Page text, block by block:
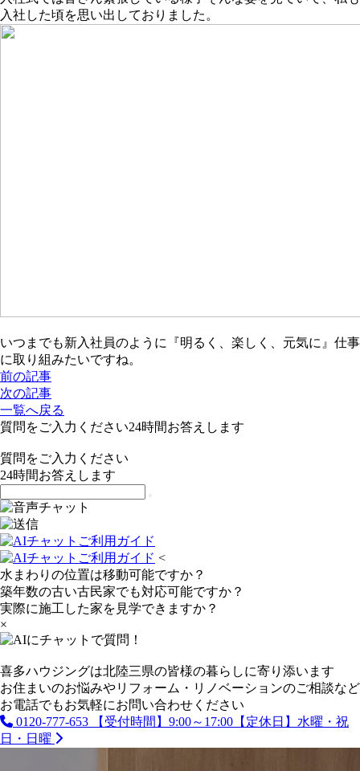
入社した頃を思い出しておりました。
いつまでも新入社員のように『明るく、楽しく、元気に』仕事
に取り組みたいですね。
前の記事
次の記事
一覧へ戻る
質問をご入力ください24時間お答えします
質問をご入力ください
24時間お答えします
<
水まわりの位置は移動可能ですか？
築年数の古い古民家でも対応可能ですか？
実際に施工した家を見学できますか？
×
喜多ハウジングは北陸三県の皆様の暮らしに寄り添います
お住まいのお悩みやリフォーム・リノベーションのご相談など
お電話でもお気軽にお問い合わせください
0120-777-653
【受付時間】9:00～17:00【定休日】水曜・祝
日・日曜